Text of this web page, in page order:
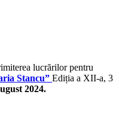
lucrărilor pentru
Stancu” Ediția a XII-a, 3
2024.